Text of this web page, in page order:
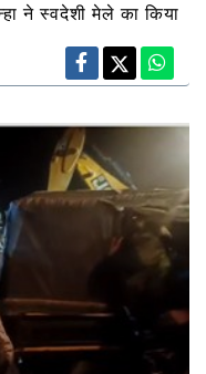
ने स्वदेशी मेले का किया